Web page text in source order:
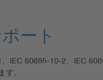
ート
IEC 60695-10-2、IEC
。